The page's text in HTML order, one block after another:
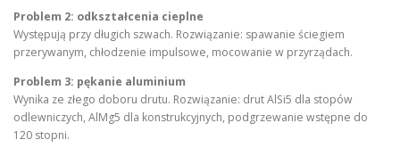
Problem 2: odkształcenia cieplne
Występują przy długich szwach. Rozwiązanie: spawanie ściegiem
przerywanym, chłodzenie impulsowe, mocowanie w przyrządach.
Problem 3: pękanie aluminium
Wynika ze złego doboru drutu. Rozwiązanie: drut AlSi5 dla stopów
odlewniczych, AlMg5 dla konstrukcyjnych, podgrzewanie wstępne do
120 stopni.